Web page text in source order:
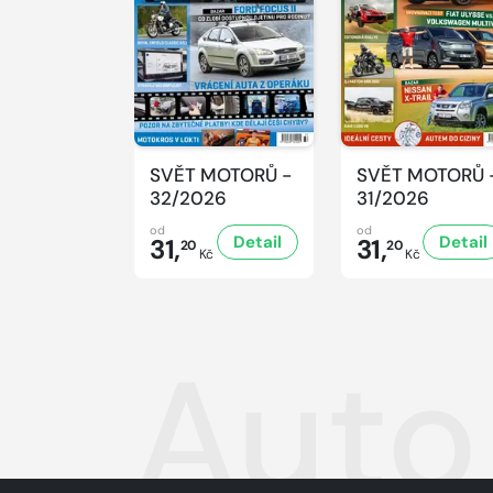
SVĚT MOTORŮ -
32/2026
od
31,20 Kč
Detail
SVĚT MOTORŮ
31/2026
od
31,20Kč
Detail